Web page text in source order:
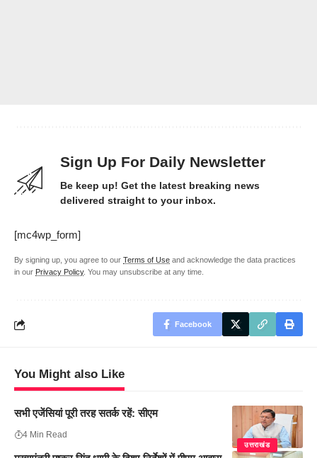
Sign Up For Daily Newsletter
Be keep up! Get the latest breaking news
delivered straight to your inbox.
[mc4wp_form]
By signing up, you agree to our Terms of Use and acknowledge the data practices
in our Privacy Policy. You may unsubscribe at any time.
Facebook
You Might also Like
उत्तराखंड
सभी एजेंसियां पूरी तरह सतर्क रहें: सीएम
4 Min Read